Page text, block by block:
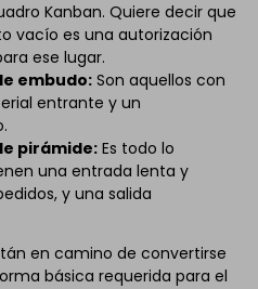
Kanban. Quiere decir que
vacío es una autorización
ese lugar.
embudo: Son aquellos con
entrante y un
pirámide: Es todo lo
una entrada lenta y
y una salida
en camino de convertirse
básica requerida para el